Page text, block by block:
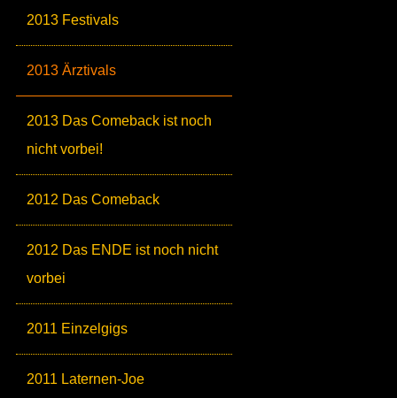
2013 Festivals
2013 Ärztivals
2013 Das Comeback ist noch
nicht vorbei!
2012 Das Comeback
2012 Das ENDE ist noch nicht
vorbei
2011 Einzelgigs
2011 Laternen-Joe